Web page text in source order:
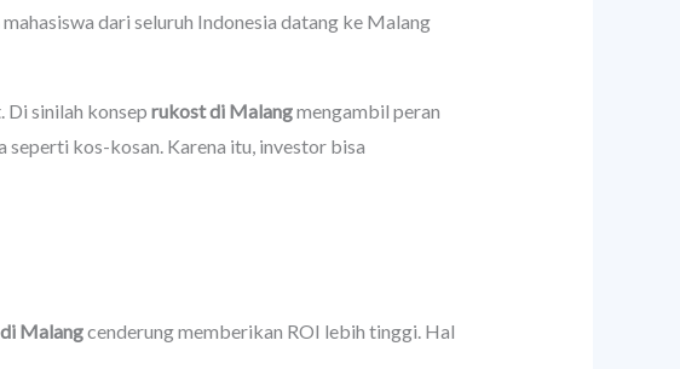
dari seluruh Indonesia datang ke Malang
Di sinilah konsep rukost di Malangmengambil peran
kos-kosan. Karena itu, investor bisa
Malangcenderung memberikan ROI lebih tinggi. Hal